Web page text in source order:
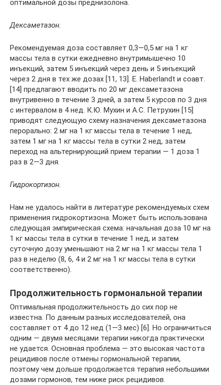
оптимальной дозы преднизолона.
Дексаметазон.
Рекомендуемая доза составляет 0,3—0,5 мг на 1 кг
массы тела в сутки ежедневно внутримышечно 10
инъекций, затем 5 инъекций через день и 5 инъекций
через 2 дня в тех же дозах [11, 13]. E. Haberlandt и соавт.
[14] предлагают вводить по 20 мг дексаметазона
внутривенно в течение 3 дней, а затем 5 курсов по 3 дня
с интервалом в 4 нед. К.Ю. Мухин и А.С. Петрухин [15]
приводят следующую схему назначения дексаметазона
перорально: 2 мг на 1 кг массы тела в течение 1 нед,
затем 1 мг на 1 кг массы тела в сутки 2 нед, затем
переход на альтернирующий прием терапии — 1 доза 1
раз в 2—3 дня.
Гидрокортизон.
Нам не удалось найти в литературе рекомендуемых схем
применения гидрокортизона. Может быть использована
следующая эмпирическая схема: начальная доза 10 мг на
1 кг массы тела в сутки в течение 1 нед, и затем
суточную дозу уменьшают на 2 мг на 1 кг массы тела 1
раз в неделю (8, 6, 4 и 2 мг на 1 кг массы тела в сутки
соответственно).
Продолжительность гормональной терапии
Оптимальная продолжительность до сих пор не
известна. По данным разных исследователей, она
составляет от 4 до 12 нед (1—3 мес) [6]. Но ограничиться
одним — двумя месяцами терапии никогда практически
не удается. Основная проблема — это высокая частота
рецидивов после отмены гормональной терапии,
поэтому чем дольше продолжается терапия небольшими
дозами гормонов, тем ниже риск рецидивов.